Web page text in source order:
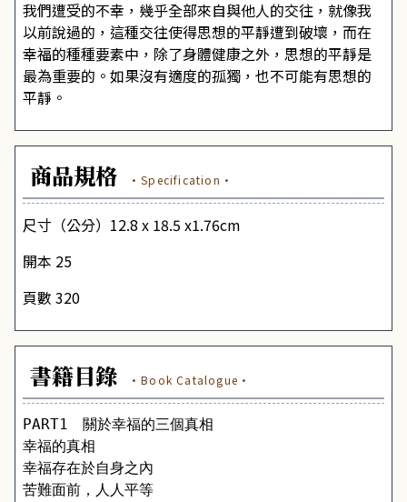
我們遭受的不幸，幾乎全部來自與他人的交往，就像我
以前說過的，這種交往使得思想的平靜遭到破壞，而在
幸福的種種要素中，除了身體健康之外，思想的平靜是
最為重要的。如果沒有適度的孤獨，也不可能有思想的
平靜。
商品規格 ·Specification·
尺寸（公分）12.8 x 18.5 x1.76cm
開本 25
頁數 320
書籍目錄 ·Book Catalogue·
PART1　關於幸福的三個真相
幸福的真相
幸福存在於自身之內
苦難面前，人人平等